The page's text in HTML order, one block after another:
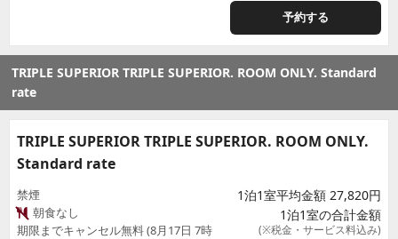
予約する
TRIPLE SUPERIOR TRIPLE SUPERIOR. ROOM ONLY. Standard
rate
TRIPLE SUPERIOR TRIPLE SUPERIOR. ROOM ONLY.
Standard rate
禁煙
朝食なし
期限までキャンセル無料 (8月17日 7時
1泊1室平均金額 27,820円
1泊1室の合計金額
(※税金・サービス料込み)